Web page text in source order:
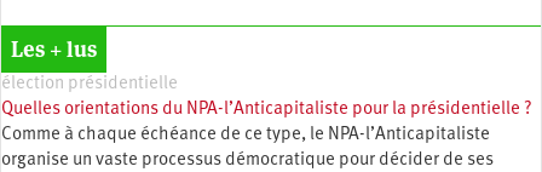
Les + lus
élection présidentielle
Quelles orientations du NPA-l’Anticapitaliste pour la présidentielle ?
Comme à chaque échéance de ce type, le NPA-l’Anticapitaliste
organise un vaste processus démocratique pour décider de ses